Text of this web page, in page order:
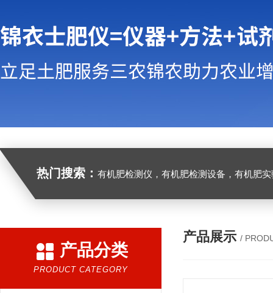
热门搜索： 有机肥检测仪，有机肥检测设备，有机肥实验室设备，生物有
产品分类
PRODUCT CATEGORY
产品展示 /